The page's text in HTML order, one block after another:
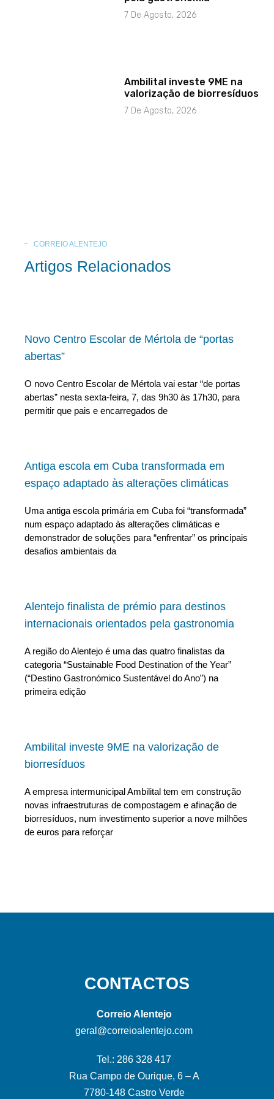
7 De Agosto, 2026
Ambilital investe 9ME na
valorização de biorresíduos
7 De Agosto, 2026
CORREIO ALENTEJO
Artigos Relacionados
Novo Centro Escolar de Mértola de “portas
abertas”
O novo Centro Escolar de Mértola vai estar “de portas
abertas” nesta sexta-feira, 7, das 9h30 às 17h30, para
permitir que pais e encarregados de
Antiga escola em Cuba transformada em
espaço adaptado às alterações climáticas
Uma antiga escola primária em Cuba foi “transformada”
num espaço adaptado às alterações climáticas e
demonstrador de soluções para “enfrentar” os principais
desafios ambientais da
Alentejo finalista de prémio para destinos
internacionais orientados pela gastronomia
A região do Alentejo é uma das quatro finalistas da
categoria “Sustainable Food Destination of the Year”
(“Destino Gastronómico Sustentável do Ano”) na
primeira edição
Ambilital investe 9ME na valorização de
biorresíduos
A empresa intermunicipal Ambilital tem em construção
novas infraestruturas de compostagem e afinação de
biorresíduos, num investimento superior a nove milhões
de euros para reforçar
CONTACTOS
Correio Alentejo
geral@correioalentejo.com
Tel.: 286 328 417
Rua Campo de Ourique, 6 – A
7780-148 Castro Verde